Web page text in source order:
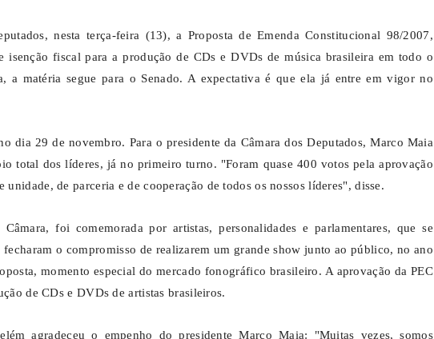
nesta terça-feira (13), a Proposta de Emenda Constitucional 98/2007,
isenção fiscal para a produção de CDs e DVDs de música brasileira em todo o
a matéria segue para o Senado. A expectativa é que ela já entre em vigor no
dia 29 de novembro. Para o presidente da Câmara dos Deputados, Marco Maia
total dos líderes, já no primeiro turno. "Foram quase 400 votos pela aprovação
de parceria e de cooperação de todos os nossos líderes", disse.
foi comemorada por artistas, personalidades e parlamentares, que se
o compromisso de realizarem um grande show junto ao público, no ano
momento especial do mercado fonográfico brasileiro. A aprovação da PEC
de CDs e DVDs de artistas brasileiros.
agradeceu o empenho do presidente Marco Maia: "Muitas vezes, somos